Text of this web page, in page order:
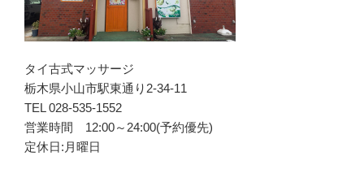
タイ古式マッサージ
栃木県小山市駅東通り2-34-11
TEL 028-535-1552
営業時間 12:00～24:00(予約優先)
定休日:月曜日